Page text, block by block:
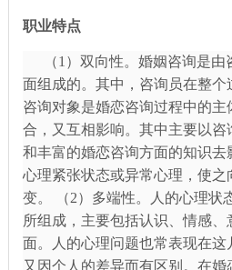
职业特点
（1）双向性。婚姻咨询是
面组成的。其中，咨询员在整个
咨询对象是婚恋咨询过程中的
合，又互相影响。其中主要以咨
和丰富的婚恋咨询方面的知识去
心理紧张状态或异常心理，使之
变。 （2）多端性。人的心理状
所组成，主要包括认识、情感
面。人的心理问题也常表现在
又因个人的差异而有区别。在